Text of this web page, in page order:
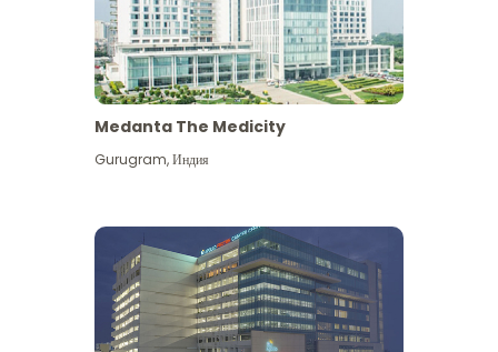
Medanta The Medicity
Gurugram,Индия